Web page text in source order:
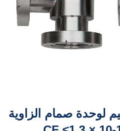
لوحدة صمام الزاوية